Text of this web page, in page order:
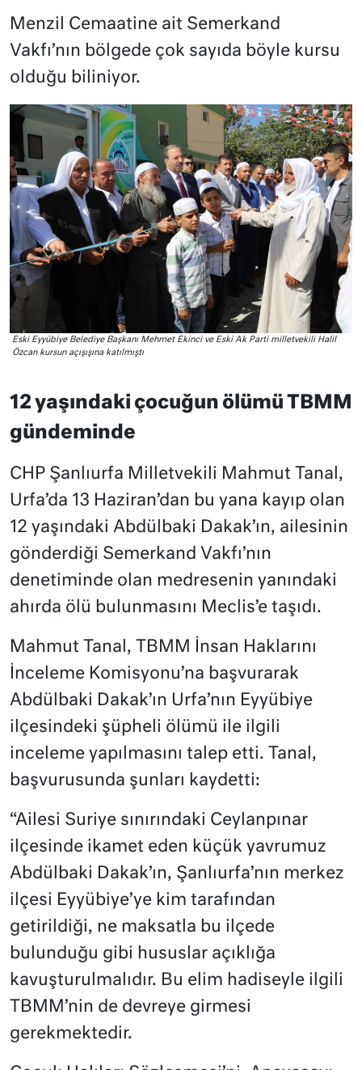
Menzil Cemaatine ait Semerkand
Vakfı’nın bölgede çok sayıda böyle kursu
olduğu biliniyor.
Eski Eyyübiye Belediye Başkanı Mehmet Ekinci ve Eski Ak Parti milletvekili Halil
Özcan kursun açışışına katılmıştı
12 yaşındaki çocuğun ölümü TBMM
gündeminde
CHP Şanlıurfa Milletvekili Mahmut Tanal,
Urfa’da 13 Haziran’dan bu yana kayıp olan
12 yaşındaki Abdülbaki Dakak’ın, ailesinin
gönderdiği Semerkand Vakfı’nın
denetiminde olan medresenin yanındaki
ahırda ölü bulunmasını Meclis’e taşıdı.
Mahmut Tanal, TBMM İnsan Haklarını
İnceleme Komisyonu’na başvurarak
Abdülbaki Dakak’ın Urfa’nın Eyyübiye
ilçesindeki şüpheli ölümü ile ilgili
inceleme yapılmasını talep etti. Tanal,
başvurusunda şunları kaydetti:
“Ailesi Suriye sınırındaki Ceylanpınar
ilçesinde ikamet eden küçük yavrumuz
Abdülbaki Dakak’ın, Şanlıurfa’nın merkez
ilçesi Eyyübiye’ye kim tarafından
getirildiği, ne maksatla bu ilçede
bulunduğu gibi hususlar açıklığa
kavuşturulmalıdır. Bu elim hadiseyle ilgili
TBMM’nin de devreye girmesi
gerekmektedir.